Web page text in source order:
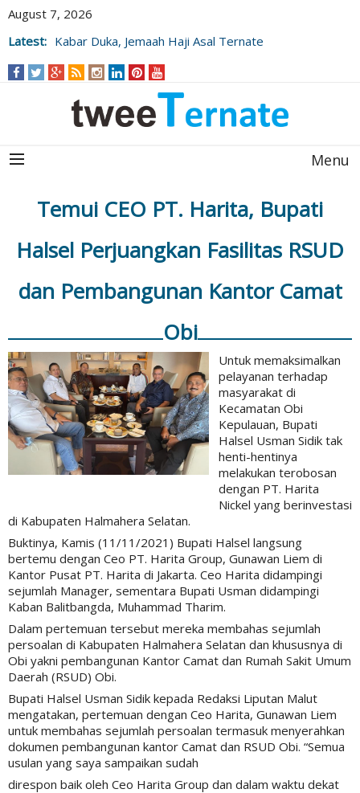
August 7, 2026
Latest: Kabar Duka, Jemaah Haji Asal Ternate
Menu
Temui CEO PT. Harita, Bupati
Halsel Perjuangkan Fasilitas RSUD
dan Pembangunan Kantor Camat
Obi
Untuk memaksimalkan
pelayanan terhadap
masyarakat di
Kecamatan Obi
Kepulauan, Bupati
Halsel Usman Sidik tak
henti-hentinya
melakukan terobosan
dengan PT. Harita
Nickel yang berinvestasi
di Kabupaten Halmahera Selatan.
Buktinya, Kamis (11/11/2021) Bupati Halsel langsung
bertemu dengan Ceo PT. Harita Group, Gunawan Liem di
Kantor Pusat PT. Harita di Jakarta. Ceo Harita didampingi
sejumlah Manager, sementara Bupati Usman didampingi
Kaban Balitbangda, Muhammad Tharim.
Dalam pertemuan tersebut mereka membahas sejumlah
persoalan di Kabupaten Halmahera Selatan dan khususnya di
Obi yakni pembangunan Kantor Camat dan Rumah Sakit Umum
Daerah (RSUD) Obi.
Bupati Halsel Usman Sidik kepada Redaksi Liputan Malut
mengatakan, pertemuan dengan Ceo Harita, Gunawan Liem
untuk membahas sejumlah persoalan termasuk menyerahkan
dokumen pembangunan kantor Camat dan RSUD Obi. “Semua
usulan yang saya sampaikan sudah
direspon baik oleh Ceo Harita Group dan dalam waktu dekat